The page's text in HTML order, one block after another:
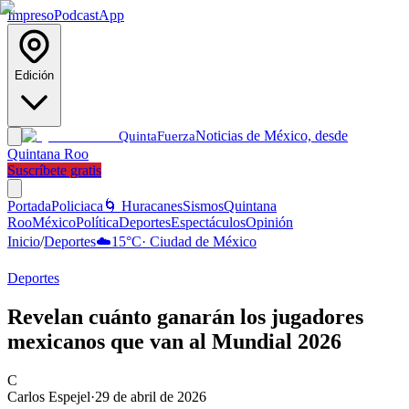
ImpresoPodcastApp
Edición
QuintaFuerzaNoticias de México, desde
Quintana Roo
Suscríbete gratis
PortadaPoliciaca 🌀 HuracanesSismosQuintana
RooMéxicoPolíticaDeportesEspectáculosOpinión
Inicio/Deportes☁️15°C· Ciudad de México
Deportes
Revelan cuánto ganarán los jugadores
mexicanos que van al Mundial 2026
C
Carlos Espejel·29 de abril de 2026